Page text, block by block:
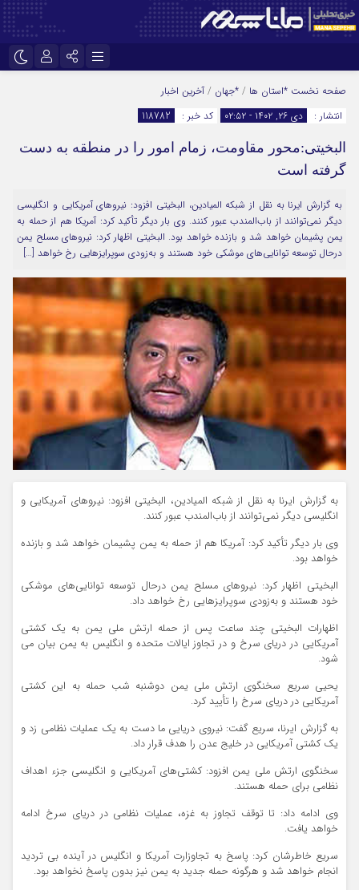
اینستاگرام
سروش ایتا
آپارات
نام کاربری یا نشانی ایمیل
رمز عبور
مرا به خاطر بسپار
صفحه نخست *استان ها / *جهان / آخرین اخبار
انتشار :
دی ۲۶, ۱۴۰۲ - ۰۲:۵۲ کد خبر : 118782
البخیتی:محور مقاومت، زمام امور را در منطقه به دست
گرفته است
به گزارش ایرنا به نقل از شبکه المیادین، البخیتی افزود: نیروهای آمریکایی و انگلیسی
دیگر نمی‌توانند از باب‌المندب عبور کنند. وی بار دیگر تأکید کرد: آمریکا هم از حمله به
یمن پشیمان خواهد شد و بازنده خواهد بود. البخیتی اظهار کرد: نیروهای مسلح یمن
درحال توسعه توانایی‌های موشکی خود هستند و به‌زودی سوپرایزهایی رخ خواهد […]
به گزارش ایرنا به نقل از شبکه المیادین، البخیتی افزود: نیروهای آمریکایی و
انگلیسی دیگر نمی‌توانند از باب‌المندب عبور کنند.
وی بار دیگر تأکید کرد: آمریکا هم از حمله به یمن پشیمان خواهد شد و بازنده
خواهد بود.
البخیتی اظهار کرد: نیروهای مسلح یمن درحال توسعه توانایی‌های موشکی
خود هستند و به‌زودی سوپرایزهایی رخ خواهد داد.
اظهارات البخیتی چند ساعت پس از حمله ارتش ملی یمن به یک کشتی
آمریکایی در دریای سرخ و در تجاوز ایالات متحده و انگلیس به یمن بیان می
شود.
یحیی سریع سخنگوی ارتش ملی یمن دوشنبه شب حمله به این کشتی
آمریکایی در دریای سرخ را تأیید کرد.
به گزارش ایرنا، سریع گفت: نیروی دریایی ما دست به یک عملیات نظامی زد و
یک کشتی آمریکایی در خلیج عدن را هدف قرار داد.
سخنگوی ارتش ملی یمن افزود: کشتی‌های آمریکایی و انگلیسی جزء اهداف
نظامی برای حمله هستند.
وی ادامه داد: تا توقف تجاوز به غزه، عملیات نظامی در دریای سرخ ادامه
خواهد یافت.
سریع خاطرشان کرد: پاسخ به تجاوزارت آمریکا و انگلیس در آینده بی تردید
انجام خواهد شد و هرگونه حمله جدید به یمن نیز بدون پاسخ نخواهد بود.